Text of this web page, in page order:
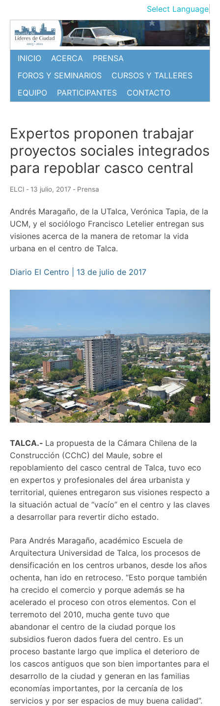
contenido
Select Language
INICIO ACERCA
PRENSA
FOROS Y SEMINARIOS
CURSOS Y TALLERES
EQUIPO
PARTICIPANTES CONTACTO
Expertos proponen trabajar
proyectos sociales integrados
para repoblar casco central
ELCI - 13 julio, 2017 - Prensa
Andrés Maragaño, de la UTalca, Verónica Tapia, de la
UCM, y el sociólogo Francisco Letelier entregan sus
visiones acerca de la manera de retomar la vida
urbana en el centro de Talca.
Diario El Centro | 13 de julio de 2017
TALCA.- La propuesta de la Cámara Chilena de la
Construcción (CChC) del Maule, sobre el
repoblamiento del casco central de Talca, tuvo eco
en expertos y profesionales del área urbanista y
territorial, quienes entregaron sus visiones respecto a
la situación actual de “vacío” en el centro y las claves
a desarrollar para revertir dicho estado.
Para Andrés Maragaño, académico Escuela de
Arquitectura Universidad de Talca, los procesos de
densificación en los centros urbanos, desde los años
ochenta, han ido en retroceso. “Esto porque también
ha crecido el comercio y porque además se ha
acelerado el proceso con otros elementos. Con el
terremoto del 2010, mucha gente tuvo que
abandonar el centro de la ciudad porque los
subsidios fueron dados fuera del centro. Es un
proceso bastante largo que implica el deterioro de
los cascos antiguos que son bien importantes para el
desarrollo de la ciudad y generan en las familias
economías importantes, por la cercanía de los
servicios y por ser espacios de muy buena calidad”.